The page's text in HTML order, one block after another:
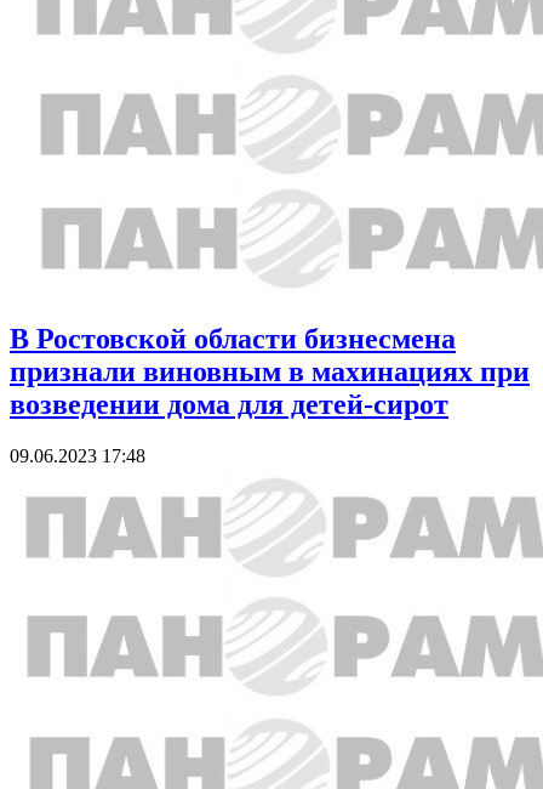
В Ростовской области бизнесмена
признали виновным в махинациях при
возведении дома для детей-сирот
09.06.2023 17:48